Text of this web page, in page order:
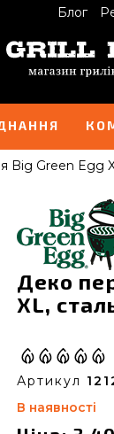
Блог
Big Green Egg
Деко
XL,
Артикул
В наявності